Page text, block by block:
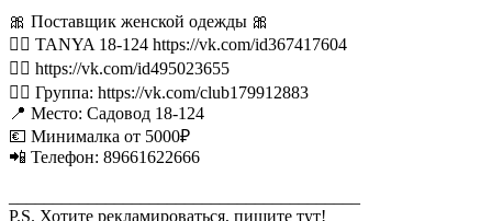
🎀 Поставщик женской одежды 🎀
👉🏻 TANYA 18-124 https://vk.com/id367417604
👉🏻 https://vk.com/id495023655
👉🏻 Группа: https://vk.com/club179912883
📍 Место: Садовод 18-124
💶 Минималка от 5000₽
📲 Телефон: 89661622666
P.S. Хотите рекламироваться, пишите тут!